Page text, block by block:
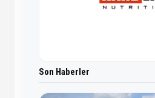
Son Haberler